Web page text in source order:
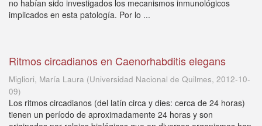
no habían sido investigados los mecanismos inmunológicos
implicados en esta patología. Por lo ...
Ritmos circadianos en Caenorhabditis elegans
Migliori, María Laura (Universidad Nacional de Quilmes, 2012-10-
09)
Los ritmos circadianos (del latín circa y dies: cerca de 24 horas)
tienen un período de aproximadamente 24 horas y son